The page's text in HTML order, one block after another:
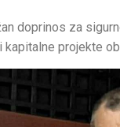
doprinos za
projekte